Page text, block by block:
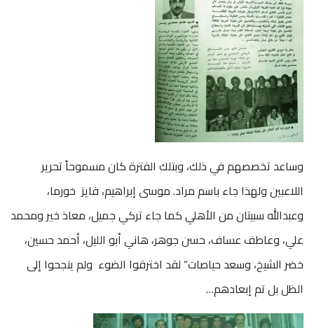
وساعد تخصصهم في ذلك، وبتلك الفترة كان مسموحاً تحرير
اللاعبين ولهذا جاء باسم مراد. موسى إبراهيم، فايز خورما،
وعبدالله سبيتان من الأهلي كما جاء تركي جميل، معاذ خير ومحمد
علي، وعاطف عساف، حسن جوهر، هاني أبو الليل، أحمد حسين،
خضر الشيخ، وسعد حياصات” لقد اخترقوا الضوء ولم ينجحوا إلى
الظل بل تم إبعادهم…